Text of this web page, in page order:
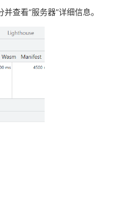
查看“服务器”详细信息。